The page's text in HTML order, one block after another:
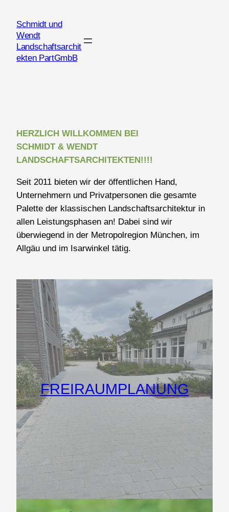
Inhalt
springen
Schmidt und
Wendt
Landschaftsarchit
ekten PartGmbB
HERZLICH WILLKOMMEN BEI
SCHMIDT & WENDT
LANDSCHAFTSARCHITEKTEN!!!!
Seit 2011 bieten wir der öffentlichen Hand,
Unternehmern und Privatpersonen die gesamte
Palette der klassischen Landschaftsarchitektur in
allen Leistungsphasen an! Dabei sind wir
überwiegend in der Metropolregion München, im
Allgäu und im Isarwinkel tätig.
FREIRAUMPLANUNG